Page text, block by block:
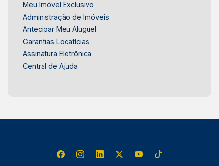
Meu Imóvel Exclusivo
Administração de Imóveis
Antecipar Meu Aluguel
Garantias Locatícias
Assinatura Eletrônica
Central de Ajuda